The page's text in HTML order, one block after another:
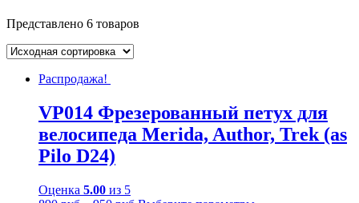
Представлено 6 товаров
Распродажа!
VP014 Фрезерованный петух для
велосипеда Merida, Author, Trek (as
Pilo D24)
Оценка 5.00 из 5